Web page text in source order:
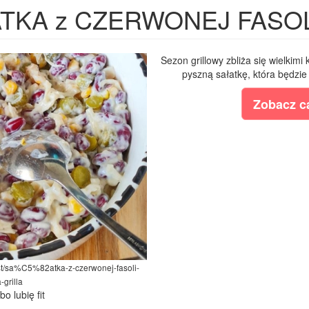
z CZERWONEJ
sa%C5%82atka-z-czerwonej-fasoli-
grilla
lubię fit
Sezon grillowy zbliża się wielkimi
pyszną sałatkę, która
Zobacz